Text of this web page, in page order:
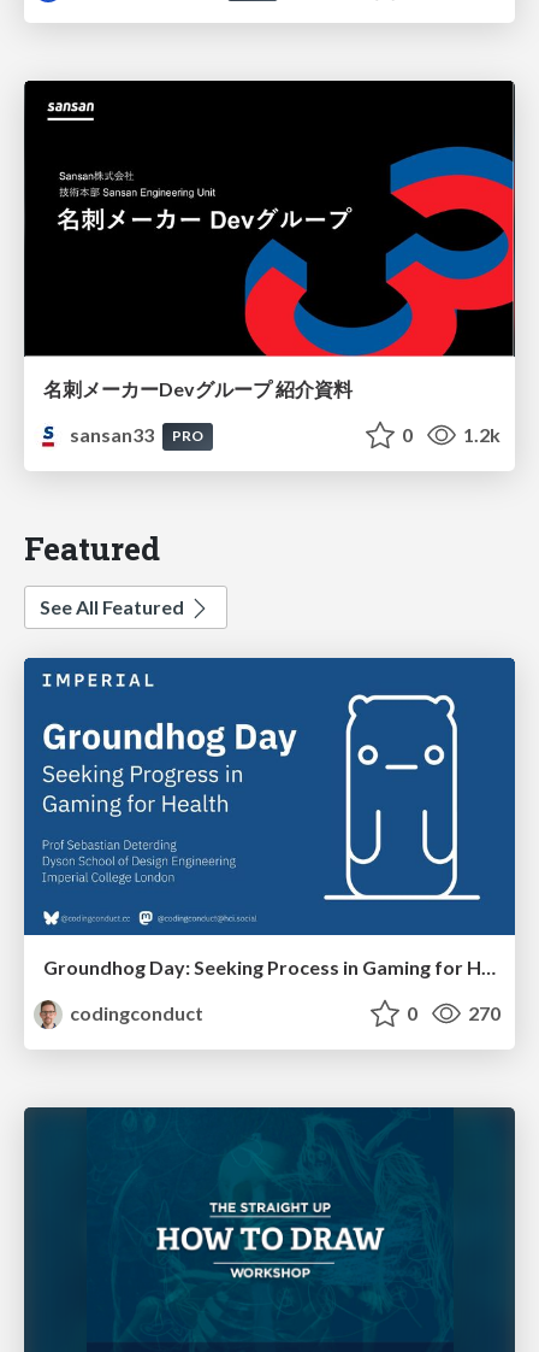
名刺メーカーDevグループ 紹介資料
sansan33
PRO 0 1.2k
Featured
See All Featured
Groundhog Day: Seeking Process in Gaming for Health
codingconduct
0 270